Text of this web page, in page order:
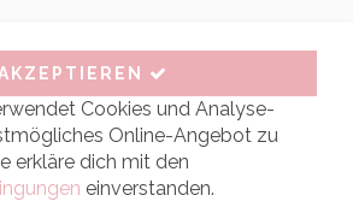
Cookies und Analyse-
Online-Angebot zu
erkläre dich mit den
einverstanden.